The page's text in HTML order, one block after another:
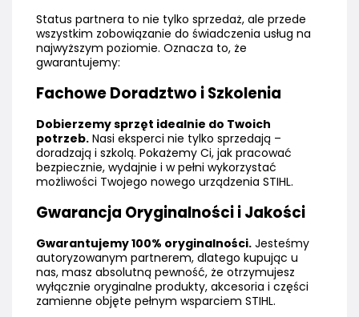
Status partnera to nie tylko sprzedaż, ale przede
wszystkim zobowiązanie do świadczenia usług na
najwyższym poziomie. Oznacza to, że
gwarantujemy:
Fachowe Doradztwo i Szkolenia
Dobierzemy sprzęt idealnie do Twoich
potrzeb. Nasi eksperci nie tylko sprzedają –
doradzają i szkolą. Pokażemy Ci, jak pracować
bezpiecznie, wydajnie i w pełni wykorzystać
możliwości Twojego nowego urządzenia STIHL.
Gwarancja Oryginalności i Jakości
Gwarantujemy 100% oryginalności. Jesteśmy
autoryzowanym partnerem, dlatego kupując u
nas, masz absolutną pewność, że otrzymujesz
wyłącznie oryginalne produkty, akcesoria i części
zamienne objęte pełnym wsparciem STIHL.